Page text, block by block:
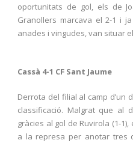
oportunitats de gol, els de
Granollers marcava el 2-1 i
anades i vingudes, van situar
Cassà 4-1 CF Sant Jaume
Derrota del filial al camp d’un
classificació. Malgrat que al
gràcies al gol de Ruvirola (1-
a la represa per anotar tres